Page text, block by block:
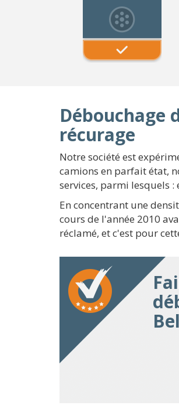
Débouchage
récurage
Notre société est
camions en parfait état,
services, parmi lesquels
En concentrant une
cours de l'année 2010
réclamé, et c'est pour